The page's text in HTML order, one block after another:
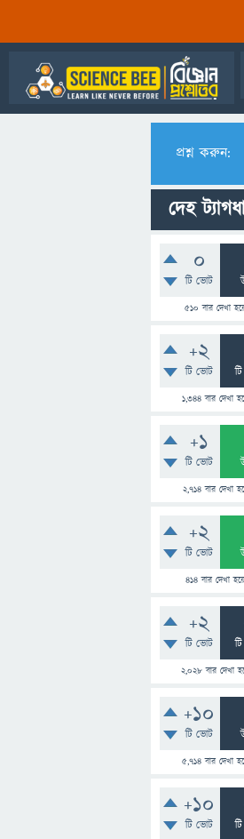
প্রশ্ন করুন:
দেহ
0
টি ভোট
510 বার দেখা
+2
টি ভোট
1,344 বার দেখা
+1
টি ভোট
2,714বার দেখা
+2
টি ভোট
414 বার দেখা
+2
টি ভোট
2,028 বার দেখা
+10
টি ভোট
5,714 বার দেখা
+10
টি ভোট